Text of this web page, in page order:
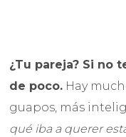
¿Tu pareja? Si no
de poco. Hay
guapos, más
qué iba a querer